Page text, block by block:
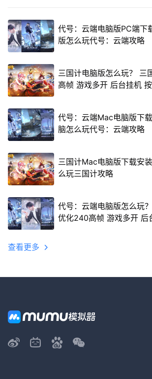
代号：云端电脑版PC端下
版怎么玩代号：云端攻略
三国计电脑版怎么玩？ 三
高帧 游戏多开 后台挂机
代号：云端Mac电脑版下
脑怎么玩代号：云端攻略
三国计Mac电脑版下载安
么玩三国计攻略
代号：云端电脑版怎么玩
优化240高帧 游戏多开 后
查看更多